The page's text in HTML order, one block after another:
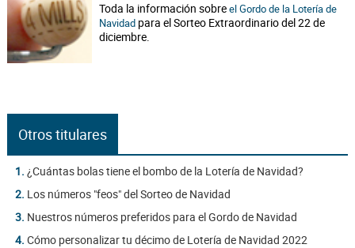
Toda la información sobreel Gordo de la Lotería de
Navidad para el Sorteo Extraordinario del 22 de
diciembre.
Otros titulares
1. ¿Cuántas bolas tiene el bombo de la Lotería de Navidad?
2. Los números "feos" del Sorteo de Navidad
3. Nuestros números preferidos para el Gordo de Navidad
4. Cómo personalizar tu décimo de Lotería de Navidad 2022